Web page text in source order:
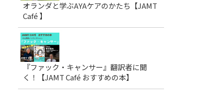
オランダと学ぶAYAケアのかたち【JAMT
Café 】
『ファック・キャンサー』翻訳者に聞
く！【JAMT Café おすすめの本】